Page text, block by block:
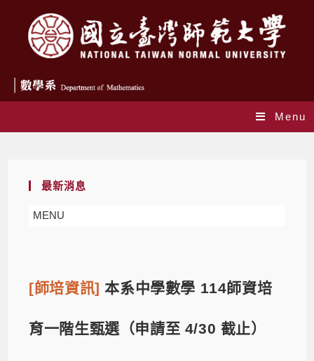
Menu
最新消息
MENU
[師培資訊]本系中學數學 114師資培
育一階生甄選（申請至 4/30 截止）